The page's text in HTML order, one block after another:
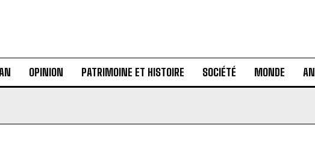
OPINION PATRIMOINE ET HISTOIRE SOCIÉTÉ MONDE